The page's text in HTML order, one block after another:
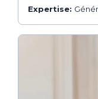
Expertise: